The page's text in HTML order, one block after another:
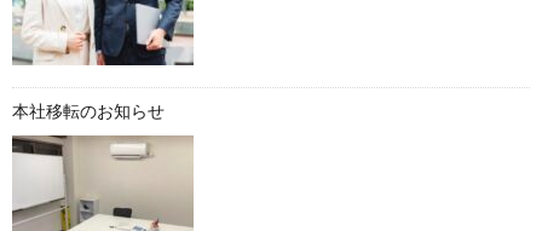
本社移転のお知らせ